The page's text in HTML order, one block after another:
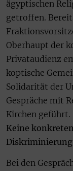
ägyptischen
getroffen.
Oberhaupt der
Privataudienz
koptische
Solidarität der
Gespräche mit
Kirchen geführt.
Keine
Diskriminierung
Bei den